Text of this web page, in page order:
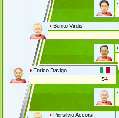
Benito Virdis
Piersilvio Accorsi
Enrico Davigo
54